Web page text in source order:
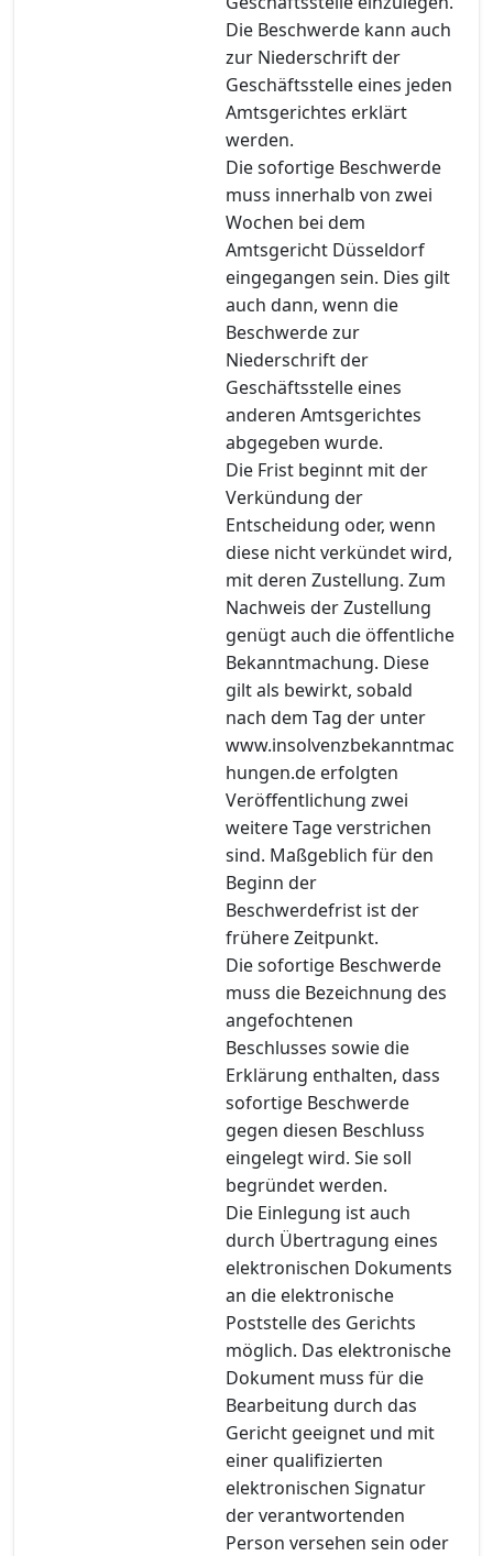
Die Beschwerde kann auch
zur Niederschrift der
Geschäftsstelle eines jeden
Amtsgerichtes erklärt
werden.
Die sofortige Beschwerde
muss innerhalb von zwei
Wochen bei dem
Amtsgericht Düsseldorf
eingegangen sein. Dies gilt
auch dann, wenn die
Beschwerde zur
Niederschrift der
Geschäftsstelle eines
anderen Amtsgerichtes
abgegeben wurde.
Die Frist beginnt mit der
Verkündung der
Entscheidung oder, wenn
diese nicht verkündet wird,
mit deren Zustellung. Zum
Nachweis der Zustellung
genügt auch die öffentliche
Bekanntmachung. Diese
gilt als bewirkt, sobald
nach dem Tag der unter
www.insolvenzbekanntmac
hungen.de erfolgten
Veröffentlichung zwei
weitere Tage verstrichen
sind. Maßgeblich für den
Beginn der
Beschwerdefrist ist der
frühere Zeitpunkt.
Die sofortige Beschwerde
muss die Bezeichnung des
angefochtenen
Beschlusses sowie die
Erklärung enthalten, dass
sofortige Beschwerde
gegen diesen Beschluss
eingelegt wird. Sie soll
begründet werden.
Die Einlegung ist auch
durch Übertragung eines
elektronischen Dokuments
an die elektronische
Poststelle des Gerichts
möglich. Das elektronische
Dokument muss für die
Bearbeitung durch das
Gericht geeignet und mit
einer qualifizierten
elektronischen Signatur
der verantwortenden
Person versehen sein oder